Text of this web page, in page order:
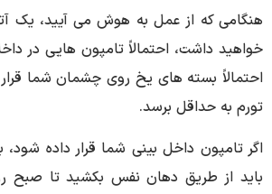
هنگامی که از عمل به هوش می آیید، یک
خواهید داشت، احتمالاً تامپون هایی در
احتمالاً بسته های یخ روی چشمان شما
تورم به حداقل برسد.
اگر تامپون داخل بینی شما قرار داده
باید از طریق دهان نفس بکشید تا صبح